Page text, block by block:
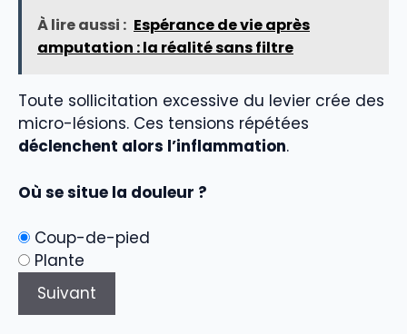
À lire aussi : Espérance de vie après
amputation : la réalité sans filtre
Toute sollicitation excessive du levier crée des
micro-lésions. Ces tensions répétées
déclenchent alors l’inflammation.
Où se situe la douleur ?
Coup-de-pied
Plante
Suivant